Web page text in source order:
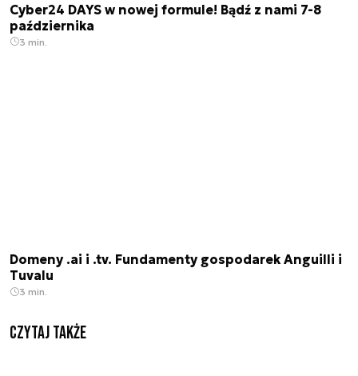
Cyber24 DAYS w nowej formule! Bądź z nami 7-8
października
3 min.
Domeny .ai i .tv. Fundamenty gospodarek Anguilli i
Tuvalu
3 min.
Czytaj także